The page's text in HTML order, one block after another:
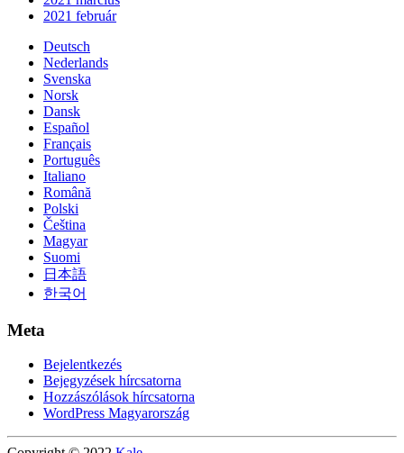
2021 február
Deutsch
Nederlands
Svenska
Norsk
Dansk
Español
Français
Português
Italiano
Română
Polski
Čeština
Magyar
Suomi
日本語
한국어
Meta
Bejelentkezés
Bejegyzések hírcsatorna
Hozzászólások hírcsatorna
WordPress Magyarország